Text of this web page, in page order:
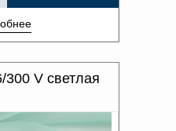
300 V светлая